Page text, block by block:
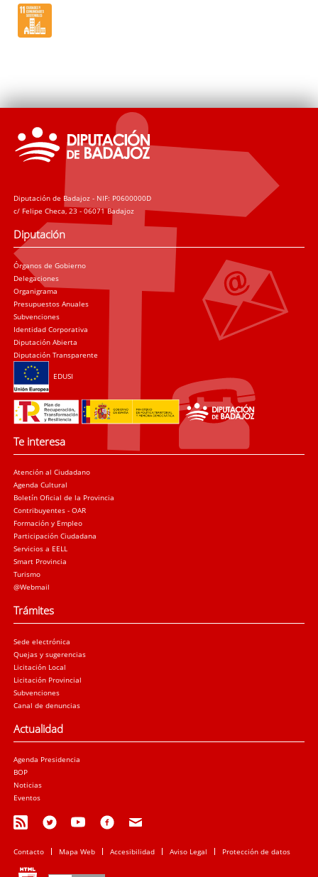
Diputación de Badajoz - NIF: P0600000D
c/ Felipe Checa, 23 - 06071 Badajoz
Diputación
Órganos de Gobierno
Delegaciones
Organigrama
Presupuestos Anuales
Subvenciones
Identidad Corporativa
Diputación Abierta
Diputación Transparente
EDUSI
Te interesa
Atención al Ciudadano
Agenda Cultural
Boletín Oficial de la Provincia
Contribuyentes - OAR
Formación y Empleo
Participación Ciudadana
Servicios a EELL
Smart Provincia
Turismo
@Webmail
Trámites
Sede electrónica
Quejas y sugerencias
Licitación Local
Licitación Provincial
Subvenciones
Canal de denuncias
Actualidad
Agenda Presidencia
BOP
Noticias
Eventos
Contacto Mapa Web Accesibilidad Aviso Legal Protección de datos